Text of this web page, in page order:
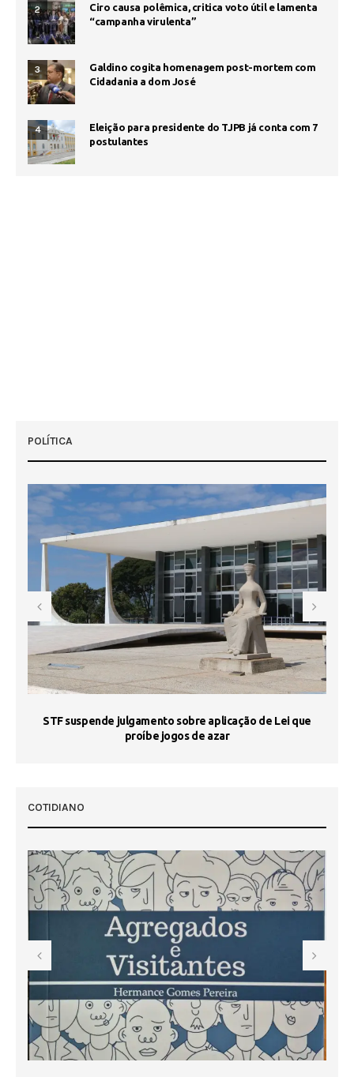
2
Ciro causa polêmica, critica voto útil e lamenta
“campanha virulenta”
3
Galdino cogita homenagem post-mortem com
Cidadania a dom José
4
Eleição para presidente do TJPB já conta com 7
postulantes
POLÍTICA
STF suspende julgamento sobre aplicação de Lei que
proíbe jogos de azar
COTIDIANO